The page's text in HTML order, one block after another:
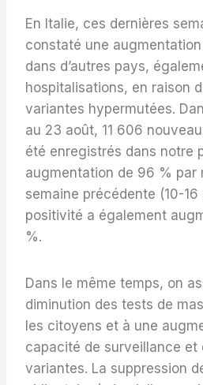
En Italie, ces dernières
constaté une
dans d’autres pays,
hospitalisations, en raison
variantes hypermutées.
au 23 août, 11 606
été enregistrés dans notre
augmentation de 96 % par
semaine précédente (10-
positivité a également
%.
Dans le même temps, on
diminution des tests de
les citoyens et à une
capacité de surveillance et
variantes. La suppression